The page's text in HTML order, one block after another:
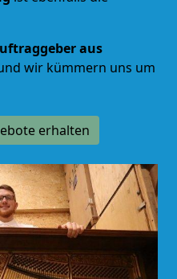
aus
wir kümmern uns um
erhalten